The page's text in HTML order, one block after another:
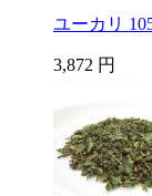
ユーカリ
3,872 円